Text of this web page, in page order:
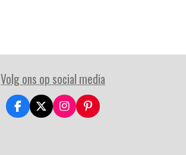
Volg ons op social media
F
a
X
I
n
P
i